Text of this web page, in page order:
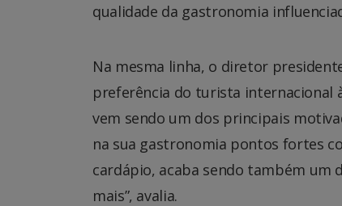
qualidade da gastronomia
Na mesma linha, o diretor
preferência do turista internacional
vem sendo um dos principais
na sua gastronomia pontos fortes
cardápio, acaba sendo também um
mais”, avalia.